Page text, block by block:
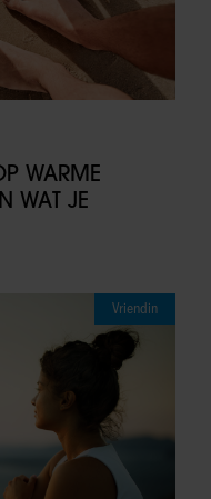
WARME
WAT JE
Vriendin